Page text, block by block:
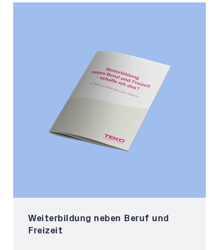
Weiterbildung neben Beruf und
Freizeit